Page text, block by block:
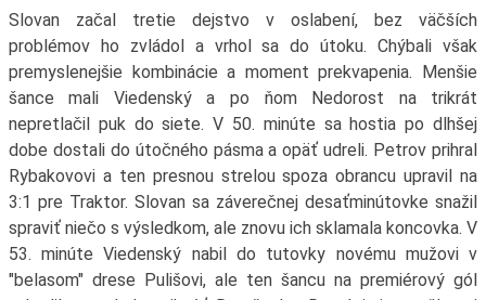
Slovan začal tretie dejstvo v oslabení, bez väčších
problémov ho zvládol a vrhol sa do útoku. Chýbali však
premyslenejšie kombinácie a moment prekvapenia. Menšie
šance mali Viedenský a po ňom Nedorost na trikrát
nepretlačil puk do siete. V 50. minúte sa hostia po dlhšej
dobe dostali do útočného pásma a opäť udreli. Petrov prihral
Rybakovovi a ten presnou strelou spoza obrancu upravil na
3:1 pre Traktor. Slovan sa záverečnej desaťminútovke snažil
spraviť niečo s výsledkom, ale znovu ich sklamala koncovka. V
53. minúte Viedenský nabil do tutovky novému mužovi v
"belasom" drese Pulišovi, ale ten šancu na premiérový gól